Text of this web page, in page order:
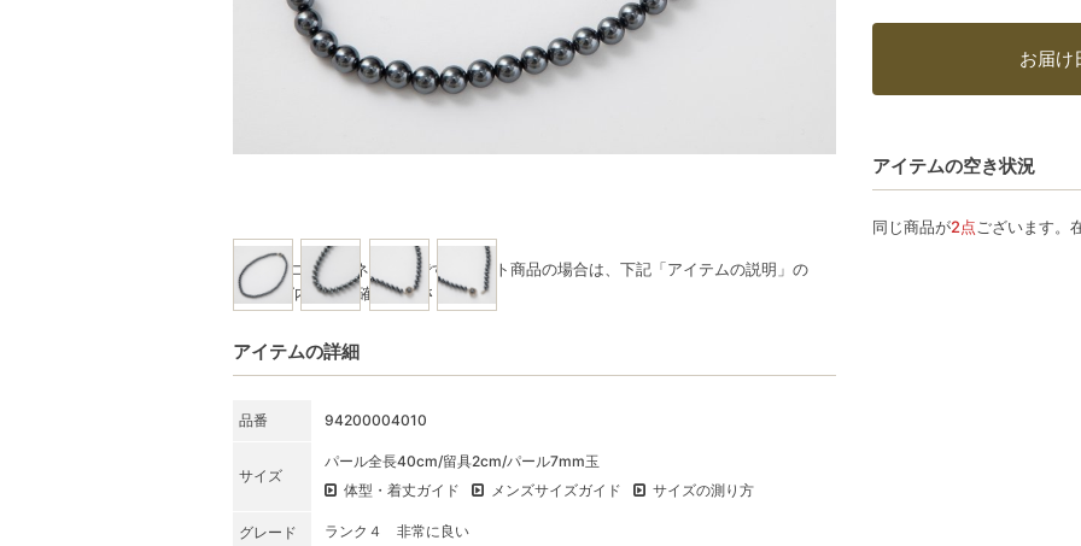
※写真はコーディネート例です。セット商品の場合は、下記「アイテムの説明」の
★SET内容をご確認ください
アイテムの詳細
品番 94200004010
サイズ
パール全長40cm/留具2cm/パール7mm玉
体型・着丈ガイド
メンズサイズガイド サイズの測り方
グレード ランク４ 非常に良い
お届け
アイテムの空き状況
同じ商品が2点 ございます。